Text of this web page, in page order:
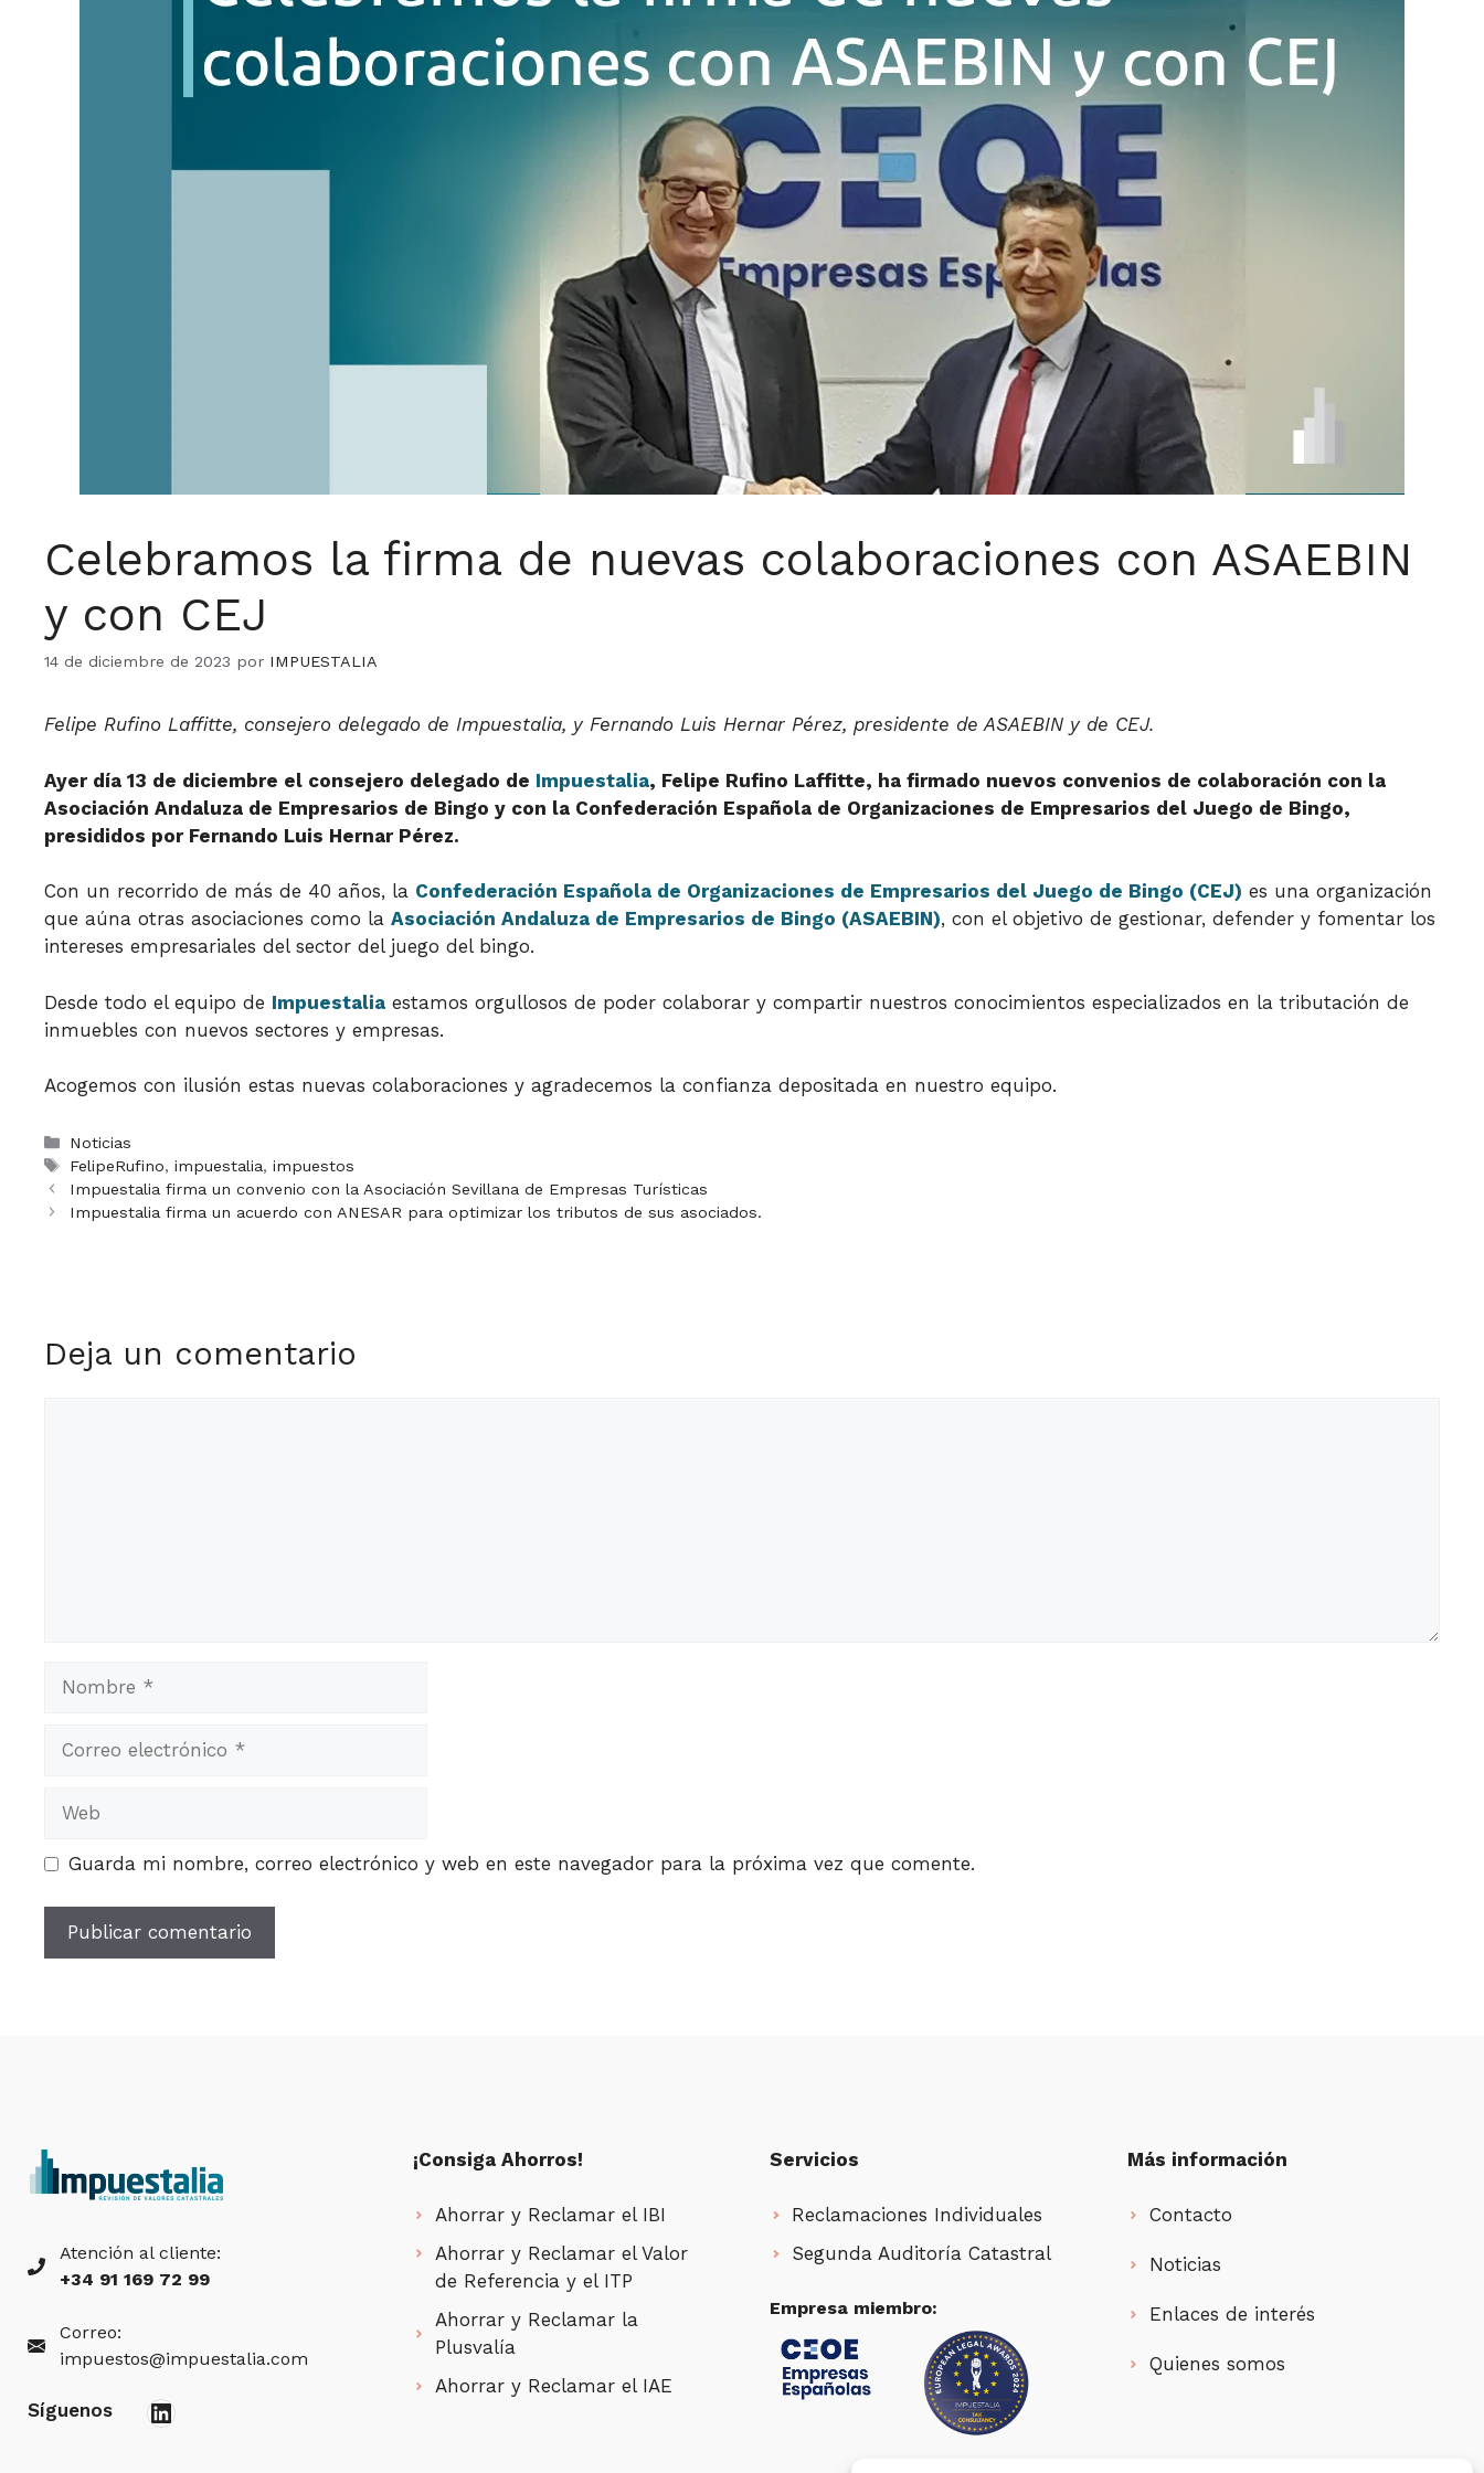
Celebramos la firma de nuevas colaboraciones con ASAEBIN
y con CEJ
14 de diciembre de 2023 por IMPUESTALIA
Felipe Rufino Laffitte, consejero delegado de Impuestalia, y Fernando Luis Hernar Pérez, presidente de ASAEBIN y de CEJ.
Ayer día 13 de diciembre el consejero delegado de Impuestalia, Felipe Rufino Laffitte, ha firmado nuevos convenios de colaboración con la
Asociación Andaluza de Empresarios de Bingo y con la Confederación Española de Organizaciones de Empresarios del Juego de Bingo,
presididos por Fernando Luis Hernar Pérez.
Con un recorrido de más de 40 años, la Confederación Española de Organizaciones de Empresarios del Juego de Bingo (CEJ) es una organización
que aúna otras asociaciones como la Asociación Andaluza de Empresarios de Bingo (ASAEBIN), con el objetivo de gestionar, defender y fomentar los
intereses empresariales del sector del juego del bingo.
Desde todo el equipo de Impuestalia estamos orgullosos de poder colaborar y compartir nuestros conocimientos especializados en la tributación de
inmuebles con nuevos sectores y empresas.
Acogemos con ilusión estas nuevas colaboraciones y agradecemos la confianza depositada en nuestro equipo.
Categorías
Noticias
Etiquetas
FelipeRufino,impuestalia,impuestos
Impuestalia firma un convenio con la Asociación Sevillana de Empresas Turísticas
Impuestalia firma un acuerdo con ANESAR para optimizar los tributos de sus asociados.
Deja un comentario
Nombre
Guarda mi nombre, correo electrónico y web en este navegador para la próxima vez que comente.
Atención al cliente:
+34 91 169 72 99
Correo:
impuestos@impuestalia.com
Síguenos LinkedIn
¡Consiga Ahorros!
Ahorrar y Reclamar el IBI
Ahorrar y Reclamar el Valor
de Referencia y el ITP
Ahorrar y Reclamar la
Plusvalía
Ahorrar y Reclamar el IAE
Servicios
Reclamaciones Individuales
Segunda Auditoría Catastral
Empresa miembro:
Más información
Contacto
Noticias
Enlaces de interés
Quienes somos